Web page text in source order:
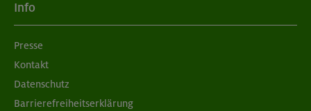
Info
Presse
Kontakt
Datenschutz
Barrierefreiheitserklärung